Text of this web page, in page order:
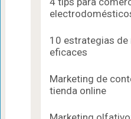
10 estrategias de
eficaces
Marketing de
tienda online